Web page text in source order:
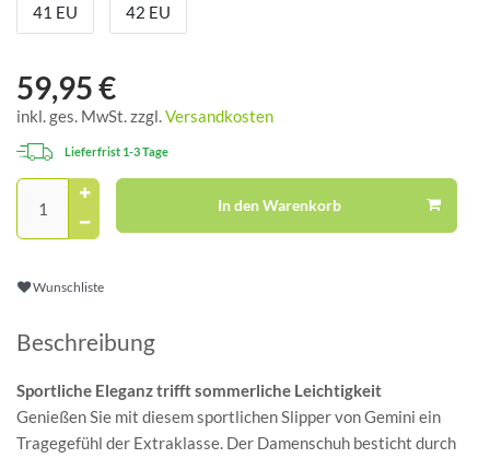
41 EU 42 EU
59,95 €
inkl. ges. MwSt. zzgl.Versandkosten
Lieferfrist 1-3 Tage
In den Warenkorb
Wunschliste
Beschreibung
Sportliche Eleganz trifft sommerliche Leichtigkeit
Genießen Sie mit diesem sportlichen Slipper von Gemini ein
Tragegefühl der Extraklasse. Der Damenschuh besticht durch